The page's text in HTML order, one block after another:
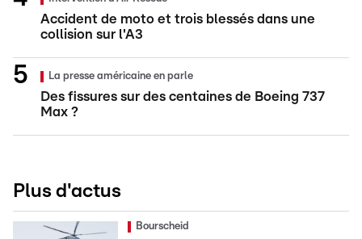
Accident de moto et trois blessés dans une
collision sur l'A3
La presse américaine en parle
Des fissures sur des centaines de Boeing 737
Max ?
Plus d'actus
Bourscheid